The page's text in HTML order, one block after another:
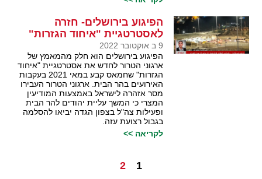
הפיגוע בירושלים- חזרה
לאסטרטגיית "איחוד הגזרות"
9 ב אוקטובר 2022
הפיגוע בירושלים הוא חלק מהמאמץ של
ארגוני הטרור לחדש את אסטרטגיית "איחוד
הגזרות" שחמאס קבע במאי 2021 בעקבות
האירועים בהר הבית. ארגוני הטרור העבירו
מסר אזהרה לישראל באמצעות המודיעין
המצרי כי המשך עליית יהודים להר הבית
ופעילות צה"ל בצפון הגדה יביאו להסלמה
בגבול רצועת עזה.
לקריאה >>
1
2